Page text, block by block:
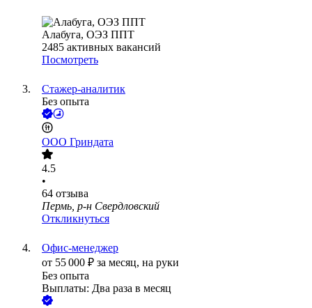
Алабуга, ОЭЗ ППТ
2485 активных вакансий
Посмотреть
Стажер-аналитик
Без опыта
ООО Гриндата
4.5
•
64 отзыва
Пермь, р-н Свердловский
Откликнуться
Офис-менеджер
от 55 000 ₽ за месяц, на руки
Без опыта
Выплаты: Два раза в месяц